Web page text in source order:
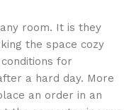
room. It is they
the space cozy
for
a hard day. More
an order in an